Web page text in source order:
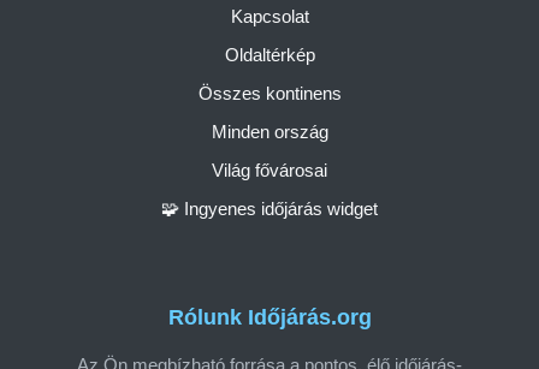
Rólunk Időjárás.org
Az Ön megbízható forrása a pontos, élő időjárás-
Kapcsolat
Oldaltérkép
Összes kontinens
Minden ország
Világ fővárosai
🧩 Ingyenes időjárás widget